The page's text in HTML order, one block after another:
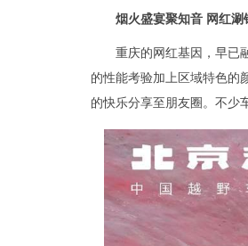
烟火盛宴聚知音 网红
重庆的网红基因，早已
的性能考验加上区域特色的
的快乐分享至朋友圈。不少